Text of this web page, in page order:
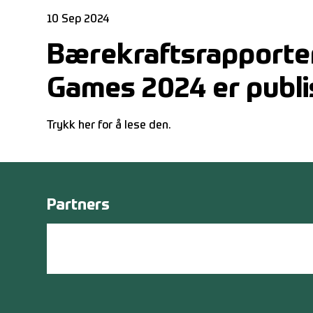
10 Sep 2024
Games 2024 er
Trykk her for å lese den.
Partners